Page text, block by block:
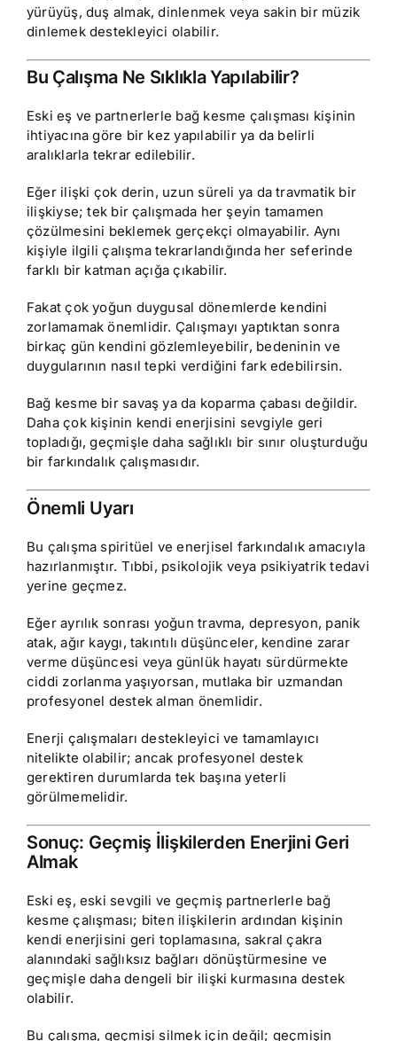
yürüyüş, duş almak, dinlenmek veya sakin bir müzik
dinlemek destekleyici olabilir.
Bu Çalışma Ne Sıklıkla Yapılabilir?
Eski eş ve partnerlerle bağ kesme çalışması kişinin
ihtiyacına göre bir kez yapılabilir ya da belirli
aralıklarla tekrar edilebilir.
Eğer ilişki çok derin, uzun süreli ya da travmatik bir
ilişkiyse; tek bir çalışmada her şeyin tamamen
çözülmesini beklemek gerçekçi olmayabilir. Aynı
kişiyle ilgili çalışma tekrarlandığında her seferinde
farklı bir katman açığa çıkabilir.
Fakat çok yoğun duygusal dönemlerde kendini
zorlamamak önemlidir. Çalışmayı yaptıktan sonra
birkaç gün kendini gözlemleyebilir, bedeninin ve
duygularının nasıl tepki verdiğini fark edebilirsin.
Bağ kesme bir savaş ya da koparma çabası değildir.
Daha çok kişinin kendi enerjisini sevgiyle geri
topladığı, geçmişle daha sağlıklı bir sınır oluşturduğu
bir farkındalık çalışmasıdır.
Önemli Uyarı
Bu çalışma spiritüel ve enerjisel farkındalık amacıyla
hazırlanmıştır. Tıbbi, psikolojik veya psikiyatrik tedavi
yerine geçmez.
Eğer ayrılık sonrası yoğun travma, depresyon, panik
atak, ağır kaygı, takıntılı düşünceler, kendine zarar
verme düşüncesi veya günlük hayatı sürdürmekte
ciddi zorlanma yaşıyorsan, mutlaka bir uzmandan
profesyonel destek alman önemlidir.
Enerji çalışmaları destekleyici ve tamamlayıcı
nitelikte olabilir; ancak profesyonel destek
gerektiren durumlarda tek başına yeterli
görülmemelidir.
Sonuç: Geçmiş İlişkilerden Enerjini Geri
Almak
Eski eş, eski sevgili ve geçmiş partnerlerle bağ
kesme çalışması; biten ilişkilerin ardından kişinin
kendi enerjisini geri toplamasına, sakral çakra
alanındaki sağlıksız bağları dönüştürmesine ve
geçmişle daha dengeli bir ilişki kurmasına destek
olabilir.
Bu çalışma, geçmişi silmek için değil; geçmişin